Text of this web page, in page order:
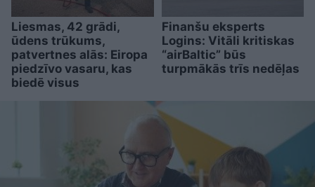
Liesmas, 42 grādi,
ūdens trūkums,
patvertnes alās: Eiropa
piedzīvo vasaru, kas
biedē visus
Finanšu eksperts
Logins: Vitāli kritiskas
“airBaltic” būs
turpmākās trīs nedēļas